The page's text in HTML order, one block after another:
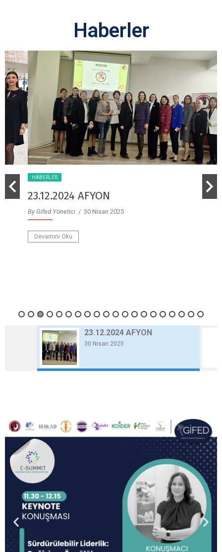
Haberler
HABERLER
23.12.2024 AFYON
By Gifed Yönetici / 30 Nisan 2025
Devamını Oku
23.12.2024 AFYON
30 Nisan 2025